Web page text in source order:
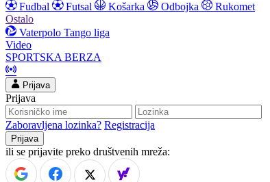
Fudbal
Futsal Košarka Odbojka
Rukomet
Ostalo
Vaterpolo Tango liga
Video
SPORTSKA BERZA
Prijava
Prijava
Zaboravljena lozinka? Registracija
ili se prijavite preko društvenih mreža: